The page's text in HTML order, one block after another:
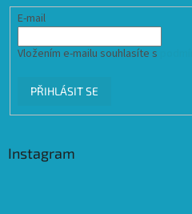
E-mail
Vložením e-mailu souhlasíte s
PŘIHLÁSIT SE
Instagram